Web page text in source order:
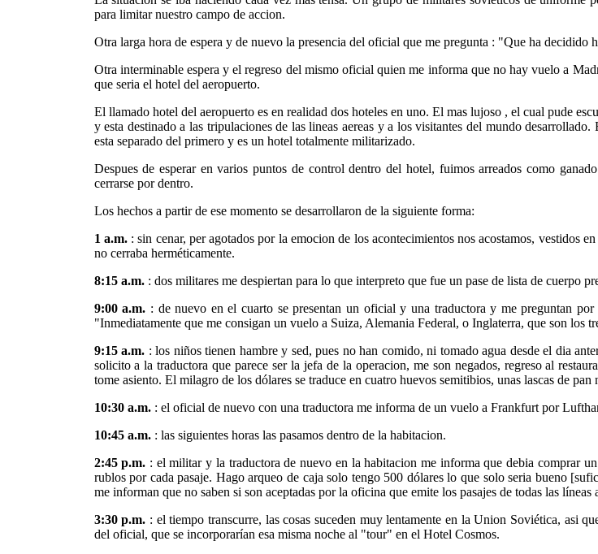
para limitar nuestro campo de accion.
Otra larga hora de espera y de nuevo la presencia del oficial que me pregunta : "Que ha
Otra interminable espera y el regreso del mismo oficial quien me informa que no hay vuelo a
que seria el hotel del aeropuerto.
El llamado hotel del aeropuerto es en realidad dos hoteles en uno. El mas lujoso , el cual pude
y esta destinado a las tripulaciones de las lineas aereas y a los visitantes del mundo
esta separado del primero y es un hotel totalmente militarizado.
Despues de esperar en varios puntos de control dentro del hotel, fuimos arreados como
cerrarse por dentro.
Los hechos a partir de ese momento se desarrollaron de la siguiente forma:
1 a.m.: sin cenar, per agotados por la emocion de los acontecimientos nos acostamos, vestidos
no cerraba herméticamente.
8:15 a.m.: dos militares me despiertan para lo que interpreto que fue un pase de lista de cuerpo
9:00 a.m. : de nuevo en el cuarto se presentan un oficial y una traductora y me preguntan
"Inmediatamente que me consigan un vuelo a Suiza, Alemania Federal, o Inglaterra, que son los
9:15 a.m. : los niños tienen hambre y sed, pues no han comido, ni tomado agua desde el dia
solicito a la traductora que parece ser la jefa de la operacion, me son negados, regreso al
tome asiento. El milagro de los dólares se traduce en cuatro huevos semitibios, unas lascas de
10:30 a.m.: el oficial de nuevo con una traductora me informa de un vuelo a Frankfurt por
10:45 a.m.: las siguientes horas las pasamos dentro de la habitacion.
2:45 p.m. : el militar y la traductora de nuevo en la habitacion me informa que debia comprar
rublos por cada pasaje. Hago arqueo de caja solo tengo 500 dólares lo que solo seria bueno
me informan que no saben si son aceptadas por la oficina que emite los pasajes de todas las líneas
3:30 p.m. : el tiempo transcurre, las cosas suceden muy lentamente en la Union Soviética, asi
del oficial, que se incorporarían esa misma noche al "tour" en el Hotel Cosmos.